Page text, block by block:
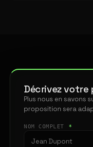
Décrivez
Plus nous en savons
proposition sera
NOM COMPLET *